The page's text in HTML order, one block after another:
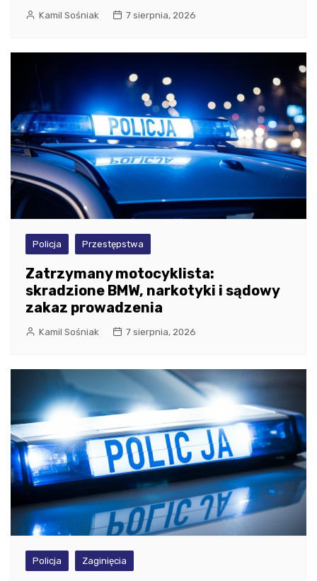
Kamil Sośniak 7 sierpnia, 2026
Policja Przestępstwa
Zatrzymany motocyklista:
skradzione BMW, narkotyki i sądowy
zakaz prowadzenia
Kamil Sośniak 7 sierpnia, 2026
Policja Zaginięcia